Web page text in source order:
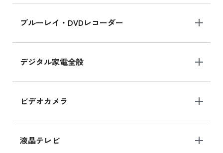
ブルーレイ・DVDレコーダー
デジタル家電全般
ビデオカメラ
液晶テレビ
iPhone 16 シリーズ
iPhone 16 の新品買取価格
iPad Air 11インチ シリーズ
iPad Air 11インチ の新品買取価格
iPhone 15 128GB シリーズ
iPhone 15 128GB の新品買取価格